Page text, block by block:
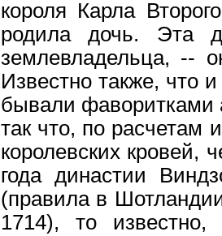
короля Карла
родила дочь. Эта
землевладельца, --
Известно также, что
бывали фаворитками
так что, по расчетам
королевских кровей,
года династии
(правила в
1714), то